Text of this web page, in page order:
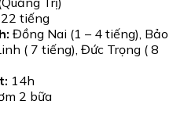
tiếng
Đồng Nai (1 – 4 tiếng), Bảo
( 7 tiếng), Đức Trọng ( 8
14h
2 bữa